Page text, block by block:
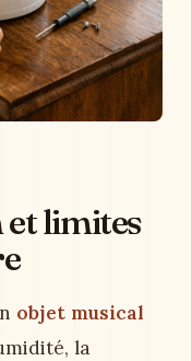
et limites
objet musical
la